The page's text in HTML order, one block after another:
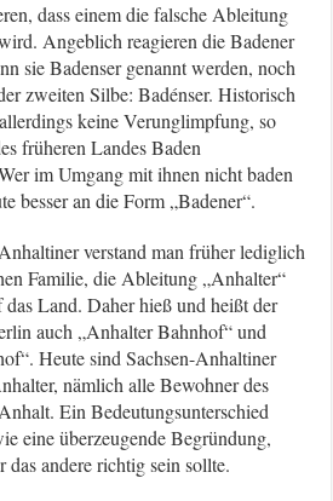
dass einem die falsche Ableitung
Angeblich reagieren die Badener
sie Badenser genannt werden, noch
zweiten Silbe: Badénser. Historisch
keine Verunglimpfung, so
früheren Landes Baden
im Umgang mit ihnen nicht baden
besser an die Form „Badener“.
verstand man früher lediglich
Familie, die Ableitung „Anhalter“
Land. Daher hieß und heißt der
auch „Anhalter Bahnhof“ und
Heute sind Sachsen-Anhaltiner
nämlich alle Bewohner des
Ein Bedeutungsunterschied
eine überzeugende Begründung,
das andere richtig sein sollte.